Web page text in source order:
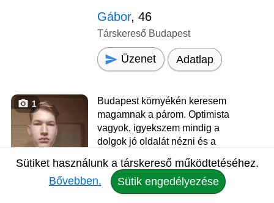
Gábor, 46
Társkereső Budapest
Üzenet Adatlap
1
Budapest környékén keresem
magamnak a párom. Optimista
vagyok, igyekszem mindig a
dolgok jó oldalát nézni és a
Kedves, megértő páromat
keresem, életem hátralevő
részére. Egyenlőre csak
Sütiket használunk a társkereső működtetéséhez.
Bővebben.
Sütik engedélyezése